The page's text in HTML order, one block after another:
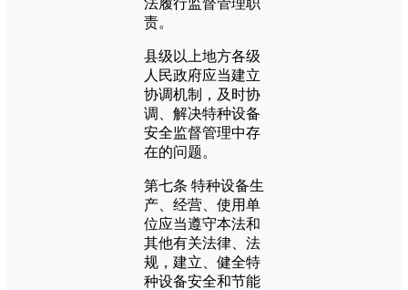
责。
县级以上地方各级
人民政府应当建立
协调机制，及时协
调、解决特种设备
安全监督管理中存
在的问题。
第七条 特种设备生
产、经营、使用单
位应当遵守本法和
其他有关法律、法
规，建立、健全特
种设备安全和节能